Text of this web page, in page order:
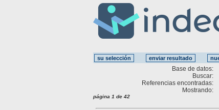
Base de datos:
Buscar:
Referencias encontradas:
Mostrando:
página 1 de 42